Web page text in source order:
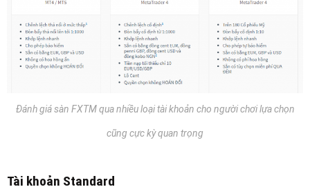
Đánh giá sàn FXTM qua nhiều loại tài khoản cho người chơi lựa chọn
cũng cực kỳ quan trọng
Tài khoản Standard